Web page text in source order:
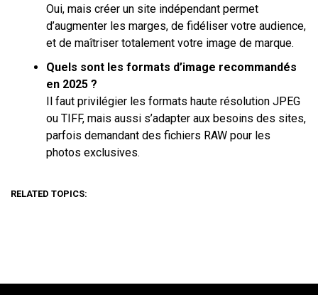
Oui, mais créer un site indépendant permet
d’augmenter les marges, de fidéliser votre audience,
et de maîtriser totalement votre image de marque.
Quels sont les formats d’image recommandés
en 2025 ?
Il faut privilégier les formats haute résolution JPEG
ou TIFF, mais aussi s’adapter aux besoins des sites,
parfois demandant des fichiers RAW pour les
photos exclusives.
RELATED TOPICS: